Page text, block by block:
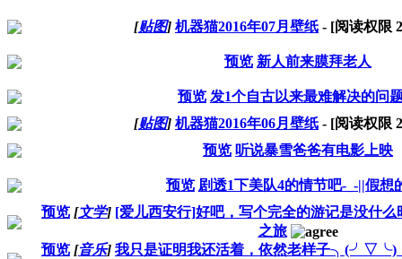
[贴图] 机器猫2016年07月壁纸 - [阅读权限
预览 新人前来膜拜老人
预览 发1个自古以来最难解决的问
[贴图] 机器猫2016年06月壁纸 - [阅读权限
预览 听说暴雪爸爸有电影上映
预览 剧透1下美队4的情节吧-_-||假想
预览 [文学] [爱儿西安行]好吧，写个完全的游记是没什
之旅
预览 [音乐] 我只是证明我还活着，依然老样子